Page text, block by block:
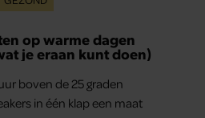
op warme dagen
je eraan kunt doen)
boven de 25 graden
in één klap een maat